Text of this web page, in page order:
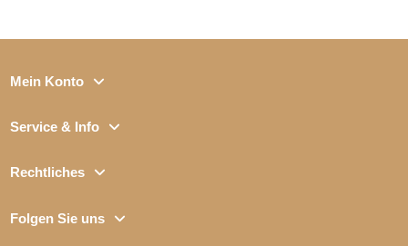
Mein Konto
Service & Info
Rechtliches
Folgen Sie uns